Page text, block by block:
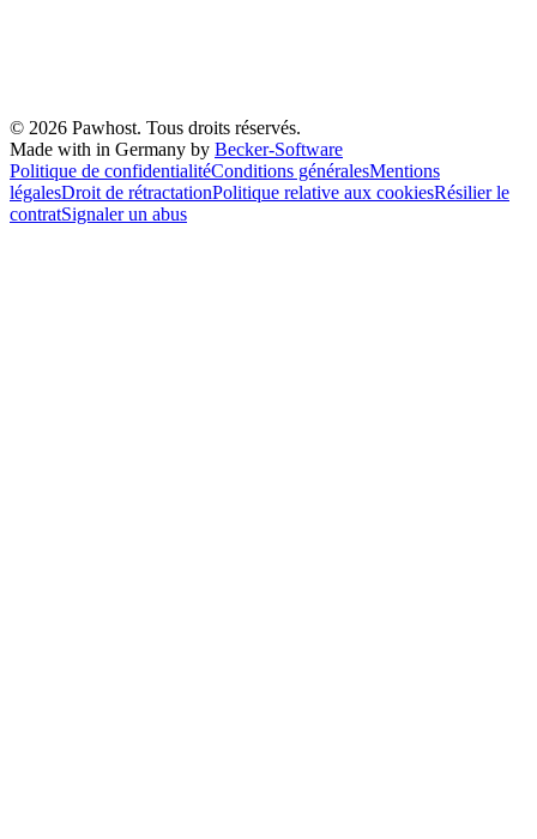
© 2026 Pawhost. Tous droits réservés.
Made with in Germany by Becker-Software
Politique de confidentialitéConditions généralesMentions
légalesDroit de rétractationPolitique relative aux cookiesRésilier le
contratSignaler un abus